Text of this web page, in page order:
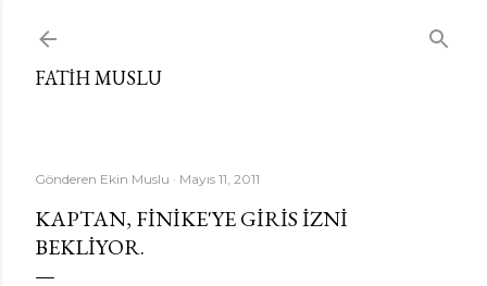
FATIH MUSLU
Gönderen Ekin Muslu Mayıs 11, 2011
KAPTAN, FINIKE'YE GIRIS IZNI
BEKLIYOR.